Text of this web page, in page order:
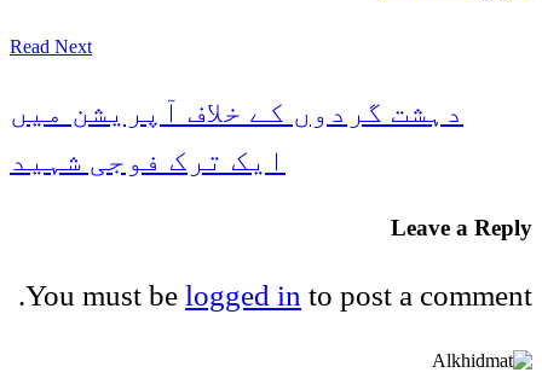
Read Next
دہشت گردوں کے خلاف آپریشن میں
ایک ترک فوجی شہید
Leave a Reply
You must be logged in to post a comment.